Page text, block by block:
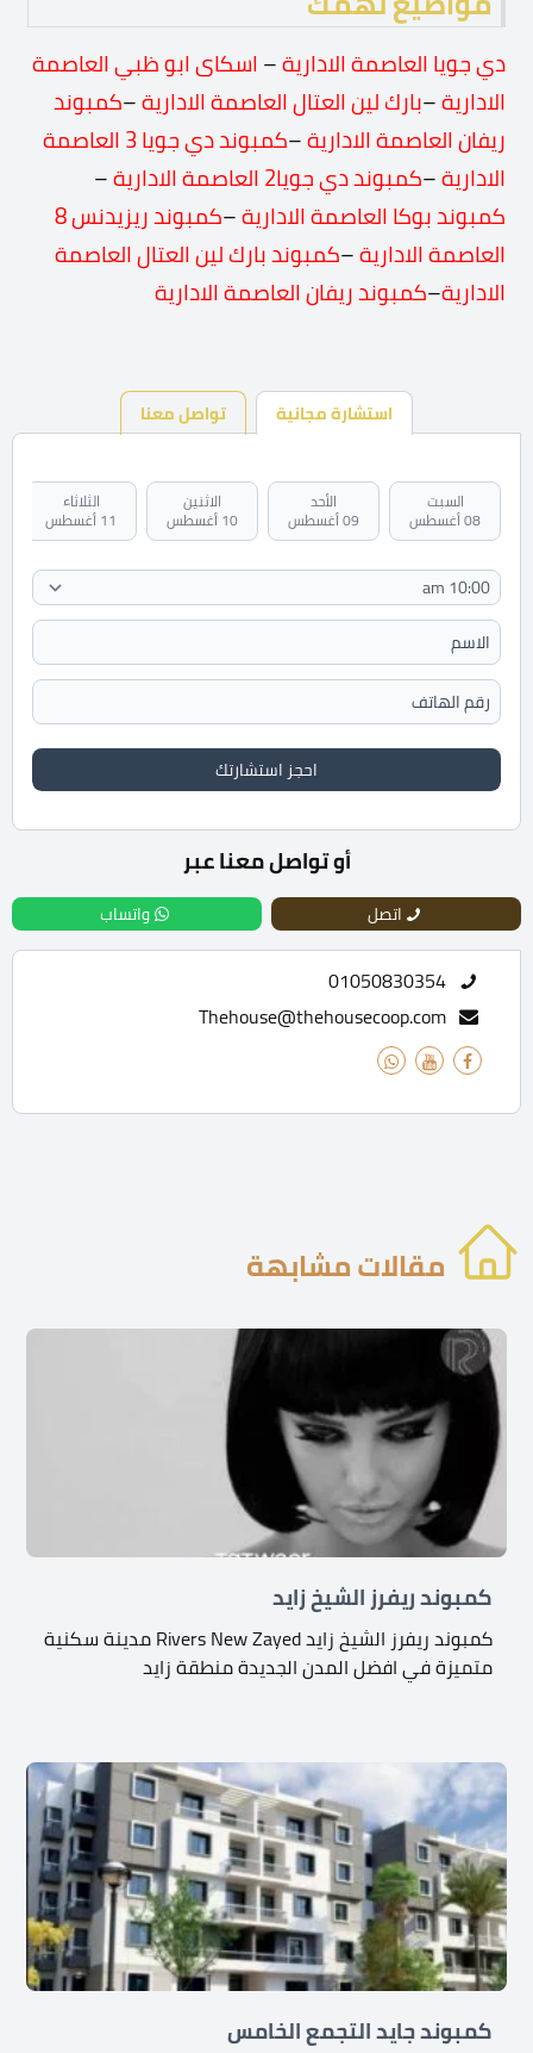
دي جويا العاصمة الادارية–اسكاى ابو ظبي العاصمة
الادارية–بارك لين العتال العاصمةالادارية–كمبوند
ريفان العاصمة الادارية–
كمبوند دي جويا 3 العاصمة
الادارية–كمبوند دي جويا2 العاصمة الادارية
–
كمبوند بوكا العاصمة الادارية–
كمبوند ريزيدنس 8
العاصمة الادارية–كمبوند بارك لين العتال العاصمة
الادارية–كمبوند ريفان العاصمة الادارية
استشارة مجانية تواصل معنا
السبت
08 أغسطس
الأحد
09 أغسطس
الاثنين
10 أغسطس
الثلاثاء
11 أغسطس
احجز استشارتك
أو تواصل معنا عبر
اتصل واتساب
01050830354
Thehouse@thehousecoop.com
مقالات مشابهة
كمبوند ريفرز الشيخ زايد
كمبوند ريفرز الشيخ زايد Rivers New Zayed مدينة سكنية
متميزة في افضل المدن الجديدة منطقة زايد
كمبوند جايد التجمع الخامس